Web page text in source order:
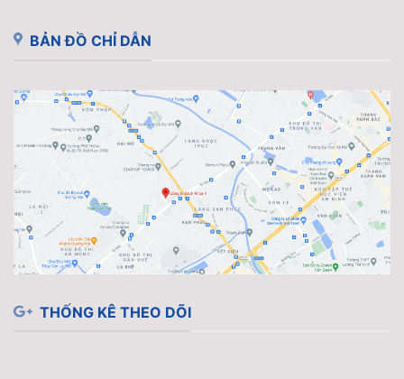
BẢN ĐỒ CHỈ DẪN
THỐNG KÊ THEO DÕI